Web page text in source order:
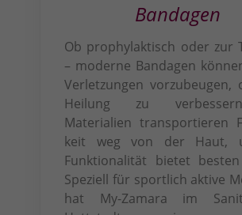
Bandagen
Ob prophylaktisch oder zur
– moderne Bandagen
Ver­letzungen vor­zubeugen,
Heilung zu
Materialien trans­portieren
keit weg von der Haut,
Funktionalität bietet
Speziell für sportlich aktive
hat My-Zamara im